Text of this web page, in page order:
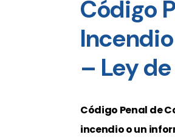
Código
– Ley
Código Penal de
incendio o un